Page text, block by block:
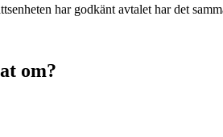
har godkänt avtalet har det
om?